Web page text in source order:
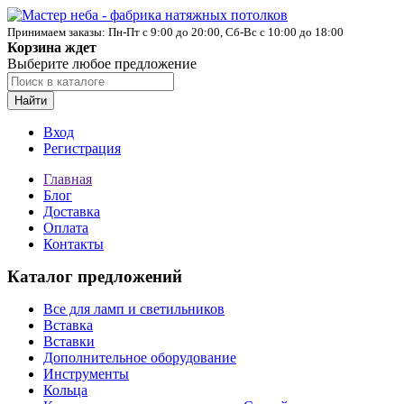
Принимаем заказы: Пн-Пт с 9:00 до 20:00, Сб-Вс с 10:00 до 18:00
Корзина ждет
Выберите любое предложение
Найти
Вход
Регистрация
Главная
Блог
Доставка
Оплата
Контакты
Каталог предложений
Все для ламп и светильников
Вставка
Вставки
Дополнительное оборудование
Инструменты
Кольца